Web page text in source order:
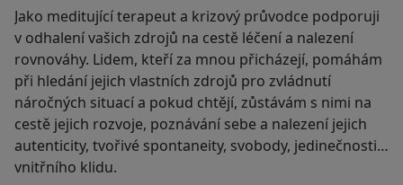
Jako meditující terapeut a krizový průvodce podporuji
v odhalení vašich zdrojů na cestě léčení a nalezení
rovnováhy. Lidem, kteří za mnou přicházejí, pomáhám
při hledání jejich vlastních zdrojů pro zvládnutí
náročných situací a pokud chtějí, zůstávám s nimi na
cestě jejich rozvoje, poznávání sebe a nalezení jejich
autenticity, tvořivé spontaneity, svobody, jedinečnosti a
vnitřního klidu.